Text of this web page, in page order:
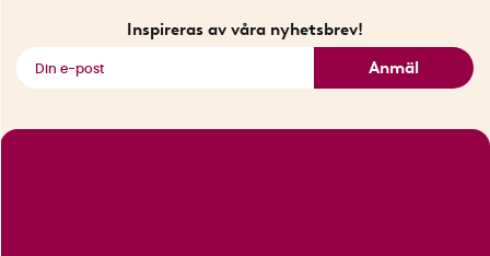
Inspireras av våra nyhetsbrev!
Anmäl